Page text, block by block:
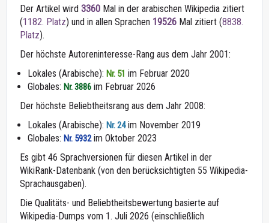
Der Artikel wird 3360 Mal in der arabischen Wikipedia zitiert
(1182. Platz) und in allen Sprachen 19526 Mal zitiert (8838.
Platz).
Der höchste Autoreninteresse-Rang aus dem Jahr 2001:
Lokales (Arabische): Nr. 51 im Februar 2020
Globales: Nr. 3886 im Februar 2026
Der höchste Beliebtheitsrang aus dem Jahr 2008:
Lokales (Arabische): Nr. 24im November 2019
Globales: Nr. 5932im Oktober 2023
Es gibt 46 Sprachversionen für diesen Artikel in der
WikiRank-Datenbank (von den berücksichtigten 55 Wikipedia-
Sprachausgaben).
Die Qualitäts- und Beliebtheitsbewertung basierte auf
Wikipedia-Dumps vom 1. Juli 2026 (einschließlich